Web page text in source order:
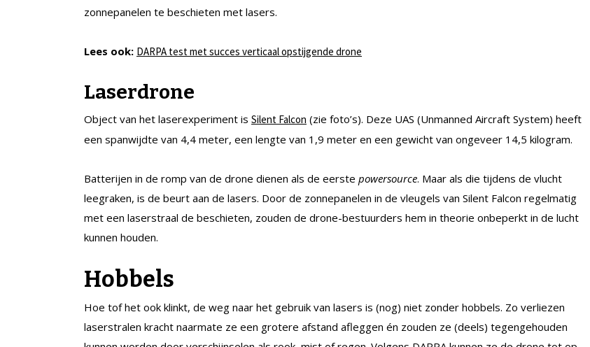
zonnepanelen te beschieten met lasers.
Lees ook: DARPA test met succes verticaal opstijgende drone
Laserdrone
Object van het laserexperiment is Silent Falcon (zie foto’s). Deze UAS (Unmanned Aircraft System) heeft
een spanwijdte van 4,4 meter, een lengte van 1,9 meter en een gewicht van ongeveer 14,5 kilogram.
Batterijen in de romp van de drone dienen als de eerste powersource. Maar als die tijdens de vlucht
leegraken, is de beurt aan de lasers. Door de zonnepanelen in de vleugels van Silent Falcon regelmatig
met een laserstraal de beschieten, zouden de drone-bestuurders hem in theorie onbeperkt in de lucht
kunnen houden.
Hobbels
Hoe tof het ook klinkt, de weg naar het gebruik van lasers is (nog) niet zonder hobbels. Zo verliezen
laserstralen kracht naarmate ze een grotere afstand afleggen én zouden ze (deels) tegengehouden